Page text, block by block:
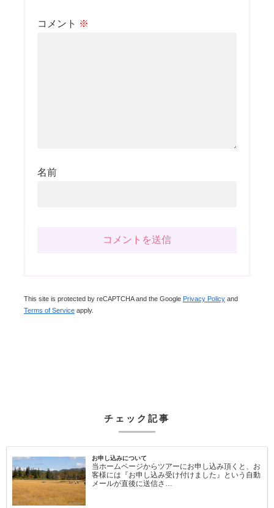
コメント ※
名前
This site is protected by reCAPTCHA and the Google Privacy Policy and
Terms of Service apply.
チェック記事
お申し込みについて
当ホームページからツアーにお申し込み頂くと、お
客様には『お申し込み受け付けました』という自動
メールが直後に送信さ…